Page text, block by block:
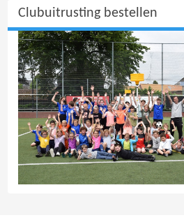
Clubuitrusting bestellen